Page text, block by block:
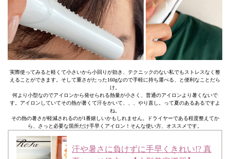
実際使ってみると軽くて小さいから小回りが効き、テクニックのない私でもストレスなく整
えることができます。そして重さがたった160gなので手軽に持ち運べる、と便利なことだら
け。
何より小型なのでアイロンから発せられる熱量が小さく、普通のアイロンより暑くないで
す。アイロンしていてその熱が暑くて汗をかいて、、、やり直し。って夏のあるあるですよ
ね。
その熱の暑さが軽減されるのが1番嬉しいかもしれません。ドライヤーである程度整えてか
ら、さっと必要な箇所だけ手早くアイロン！そんな使い方、オススメです。
汗や暑さに負けずに手早くきれい!? 真